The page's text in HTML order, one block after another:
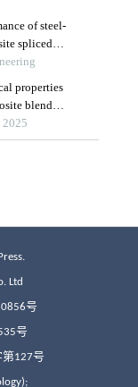
Ltd
号
号
127号